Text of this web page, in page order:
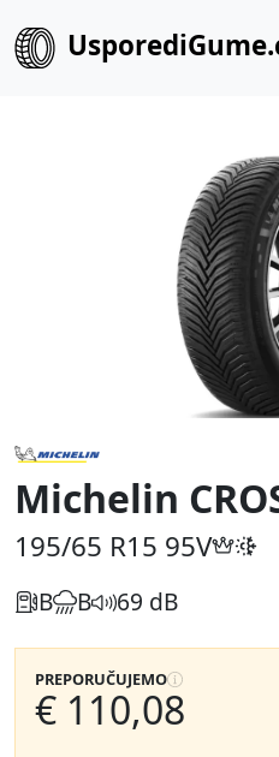
Michelin
195/65 R15 95V
B B 69 dB
PREPORUČUJEMO
€ 110,08